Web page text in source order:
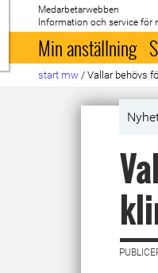
Till startsida
Medarbetarwebben
Information och service för
Min anställning
start mw / Vallar behövs